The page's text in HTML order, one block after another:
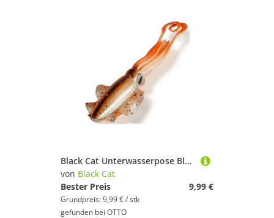
Black Cat Unterwasserpose Black Cat Calamar U-Float 20g - Unterwasserpose
von Black Cat
Bester Preis
9,99 €
Grundpreis: 9,99 € / stk
gefunden bei OTTO